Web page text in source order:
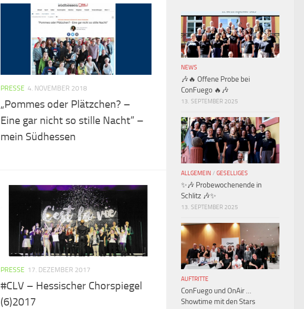
PRESSE 4. NOVEMBER 2018
„Pommes oder Plätzchen? –
Eine gar nicht so stille Nacht“ –
mein Südhessen
PRESSE 17. DEZEMBER 2017
#CLV – Hessischer Chorspiegel
(6)2017
NEWS
🎶🔥 Offene Probe bei
ConFuego 🔥🎶
13. SEPTEMBER 2025
ALLGEMEIN / GESELLIGES
✨🎶 Probewochenende in
Schlitz 🎶✨
13. SEPTEMBER 2025
AUFTRITTE
ConFuego und OnAir …
Showtime mit den Stars